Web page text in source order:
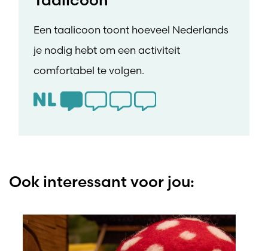
Een taalicoon toont hoeveel Nederlands
je nodig hebt om een activiteit
comfortabel te volgen.
Ook interessant voor jou: